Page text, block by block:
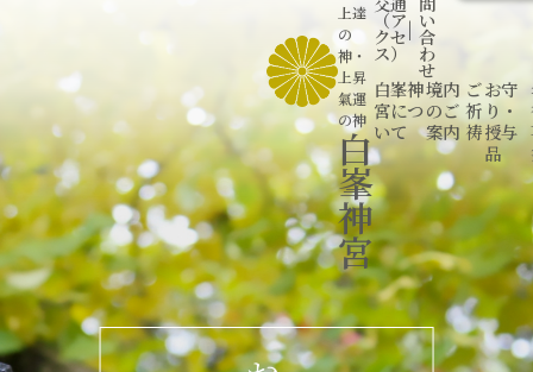
上達
の
神 ・
上昇
氣運
の神
白
峯
神
宮
（ア
クセ
ス）
| い
合
わ
せ
白峯神
宮につ
いて
境内
のご
案内
ご
祈
祷
お守
り・
授与
品